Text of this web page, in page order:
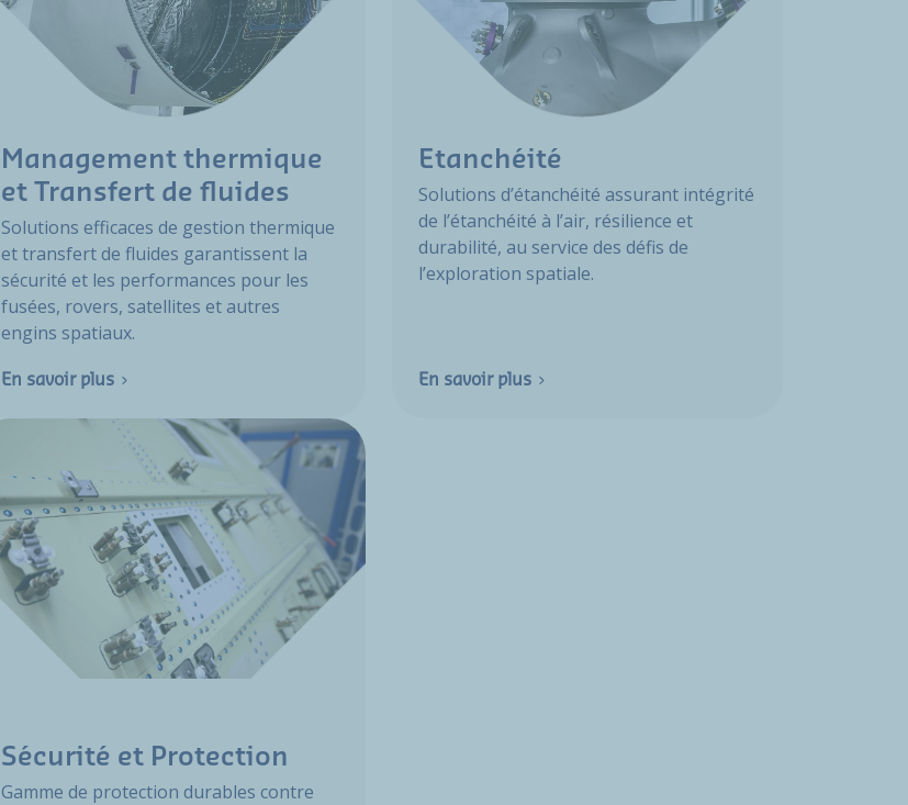
Management thermique
et Transfert de fluides
Solutions efficaces de gestion thermique
et transfert de fluides garantissent la
sécurité et les performances pour les
fusées, rovers, satellites et autres
engins spatiaux.
En savoir plus
Etanchéité
Solutions d’étanchéité assurant intégrité
de l’étanchéité à l’air, résilience et
durabilité, au service des défis de
l’exploration spatiale.
En savoir plus
Sécurité et Protection
Gamme de protection durables contre